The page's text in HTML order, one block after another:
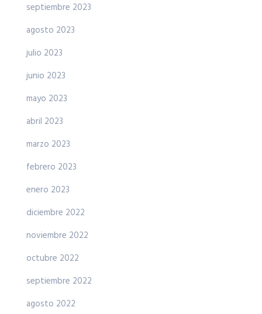
septiembre 2023
agosto 2023
julio 2023
junio 2023
mayo 2023
abril 2023
marzo 2023
febrero 2023
enero 2023
diciembre 2022
noviembre 2022
octubre 2022
septiembre 2022
agosto 2022